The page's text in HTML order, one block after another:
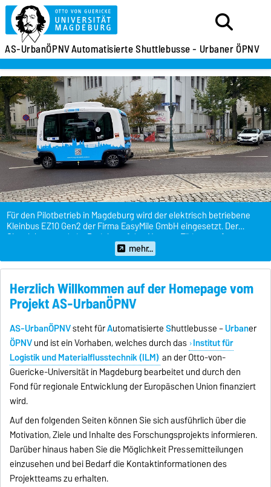
AS-UrbanÖPNVAutomatisierte Shuttlebusse - Urbaner ÖPNV
Für den Pilotbetrieb in Magdeburg wird der elektrisch betriebene
Kleinbus EZ10 Gen2 der Firma EasyMile GmbH eingesetzt. Der
Shuttlebus wurde im Projekt auf den Namen "Elbi" getauft.
mehr...
Herzlich Willkommen auf der Homepage vom
Projekt AS-UrbanÖPNV
AS-UrbanÖPNVsteht fürAutomatisierteShuttlebusse –Urbaner
ÖPNVund ist ein Vorhaben, welches durch das Institut für
Logistik und Materialflusstechnik (ILM) an der Otto-von-
Guericke-Universität in Magdeburg bearbeitet und durch den
Fond für regionale Entwicklung der Europäschen Union finanziert
wird.
Auf den folgenden Seiten können Sie sich ausführlich über die
Motivation, Ziele und Inhalte des Forschungsprojekts informieren.
Darüber hinaus haben Sie die Möglichkeit Pressemitteilungen
einzusehen und bei Bedarf die Kontaktinformationen des
Projektteams zu erhalten.